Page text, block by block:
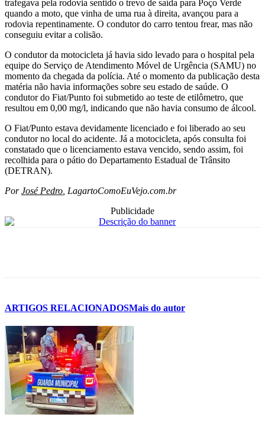
trafegava pela rodovia sentido o trevo de saída para Poço Verde
quando a moto, que vinha de uma rua à direita, avançou para a
rodovia repentinamente. O condutor do carro tentou frear, mas não
conseguiu evitar a colisão.
O condutor da motocicleta já havia sido levado para o hospital pela
equipe do Serviço de Atendimento Móvel de Urgência (SAMU) no
momento da chegada da polícia. Até o momento da publicação desta
matéria não havia informações sobre seu estado de saúde. O
condutor do Fiat/Punto foi submetido ao teste de etilômetro, que
resultou em 0,00 mg/l, indicando que não havia consumo de álcool.
O Fiat/Punto estava devidamente licenciado e foi liberado ao seu
condutor no local do acidente. Já a motocicleta, após consulta foi
constatado que o licenciamento estava vencido, sendo assim, foi
recolhida para o pátio do Departamento Estadual de Trânsito
(DETRAN).
PorJosé Pedro , LagartoComoEuVejo.com.br
Publicidade
ARTIGOS RELACIONADOSMais do autor